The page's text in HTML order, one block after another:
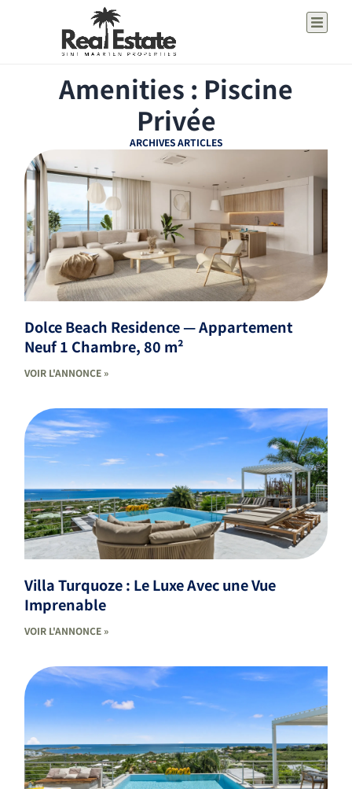
Amenities : Piscine
Privée
ARCHIVES ARTICLES
Dolce Beach Residence — Appartement
Neuf 1 Chambre, 80 m²
VOIR L'ANNONCE »
Villa Turquoze : Le Luxe Avec une Vue
Imprenable
VOIR L'ANNONCE »